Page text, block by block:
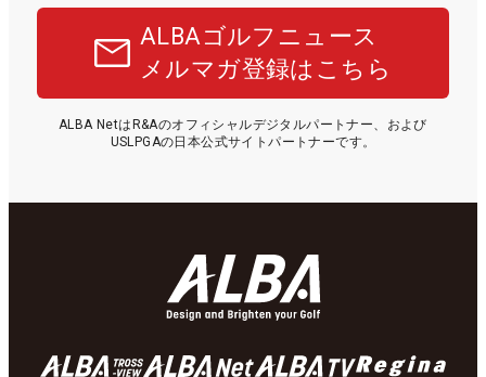
ALBAゴルフニュース
メルマガ登録はこちら
ALBA NetはR&Aのオフィシャルデジタルパートナー、および
USLPGAの日本公式サイトパートナーです。